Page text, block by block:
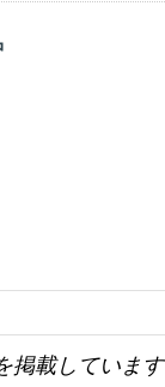
掲載しています